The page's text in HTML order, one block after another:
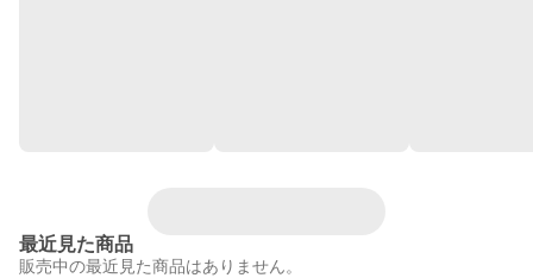
最近見た商品
販売中の最近見た商品はありません。